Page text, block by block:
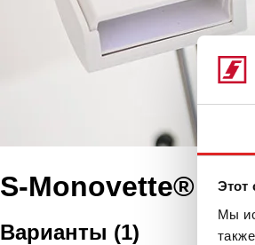
Этот
Мы
S-Monovette®
Варианты (1)